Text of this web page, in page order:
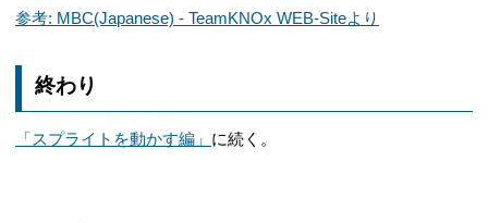
参考: MBC(Japanese) - TeamKNOx WEB-Siteより
終わり
「スプライトを動かす編」 に続く。